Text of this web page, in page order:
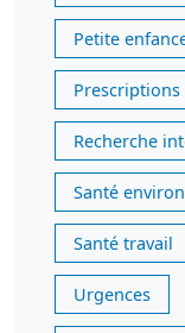
Petite
Recherche
Santé
Santé travail
Urgences